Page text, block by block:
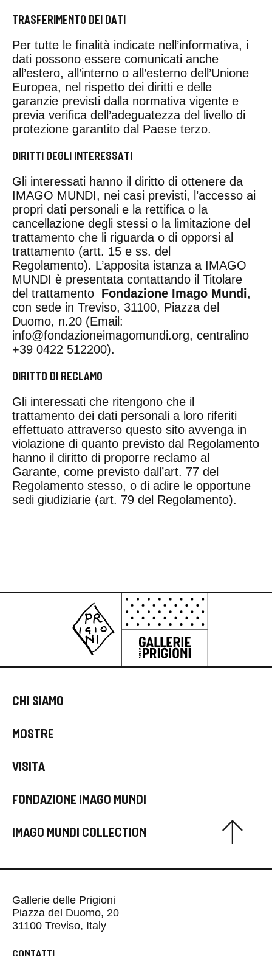
TRASFERIMENTO DEI DATI
Per tutte le finalità indicate nell’informativa, i
dati possono essere comunicati anche
all’estero, all’interno o all’esterno dell’Unione
Europea, nel rispetto dei diritti e delle
garanzie previsti dalla normativa vigente e
previa verifica dell’adeguatezza del livello di
protezione garantito dal Paese terzo.
DIRITTI DEGLI INTERESSATI
Gli interessati hanno il diritto di ottenere da
IMAGO MUNDI, nei casi previsti, l’accesso ai
propri dati personali e la rettifica o la
cancellazione degli stessi o la limitazione del
trattamento che li riguarda o di opporsi al
trattamento (artt. 15 e ss. del
Regolamento). L’apposita istanza a IMAGO
MUNDI è presentata contattando il Titolare
del trattamento Fondazione Imago Mundi,
con sede in Treviso, 31100, Piazza del
Duomo, n.20 (Email:
info@fondazioneimagomundi.org, centralino
+39 0422 512200).
DIRITTO DI RECLAMO
Gli interessati che ritengono che il
trattamento dei dati personali a loro riferiti
effettuato attraverso questo sito avvenga in
violazione di quanto previsto dal Regolamento
hanno il diritto di proporre reclamo al
Garante, come previsto dall’art. 77 del
Regolamento stesso, o di adire le opportune
sedi giudiziarie (art. 79 del Regolamento).
CHI SIAMO
MOSTRE
VISITA
FONDAZIONE IMAGO MUNDI
IMAGO MUNDI COLLECTION
Gallerie delle Prigioni
Piazza del Duomo, 20
31100 Treviso, Italy
CONTATTI